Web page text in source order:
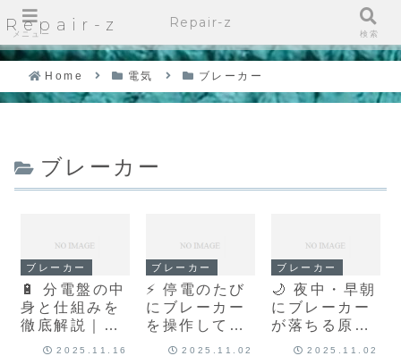
Repair-z
Home 電気 ブレーカー
ブレーカー
ブレーカー
🔋 分電盤の中
身と仕組みを
徹底解説｜各
ブレーカーの
2025.11.16
ブレーカー
⚡ 停電のたび
にブレーカー
を操作してい
ませんか？正
2025.11.02
ブレーカー
🌙 夜中・早朝
にブレーカー
が落ちる原因
は？時間帯別
2025.11.02
メニュー
Repair-z
検索